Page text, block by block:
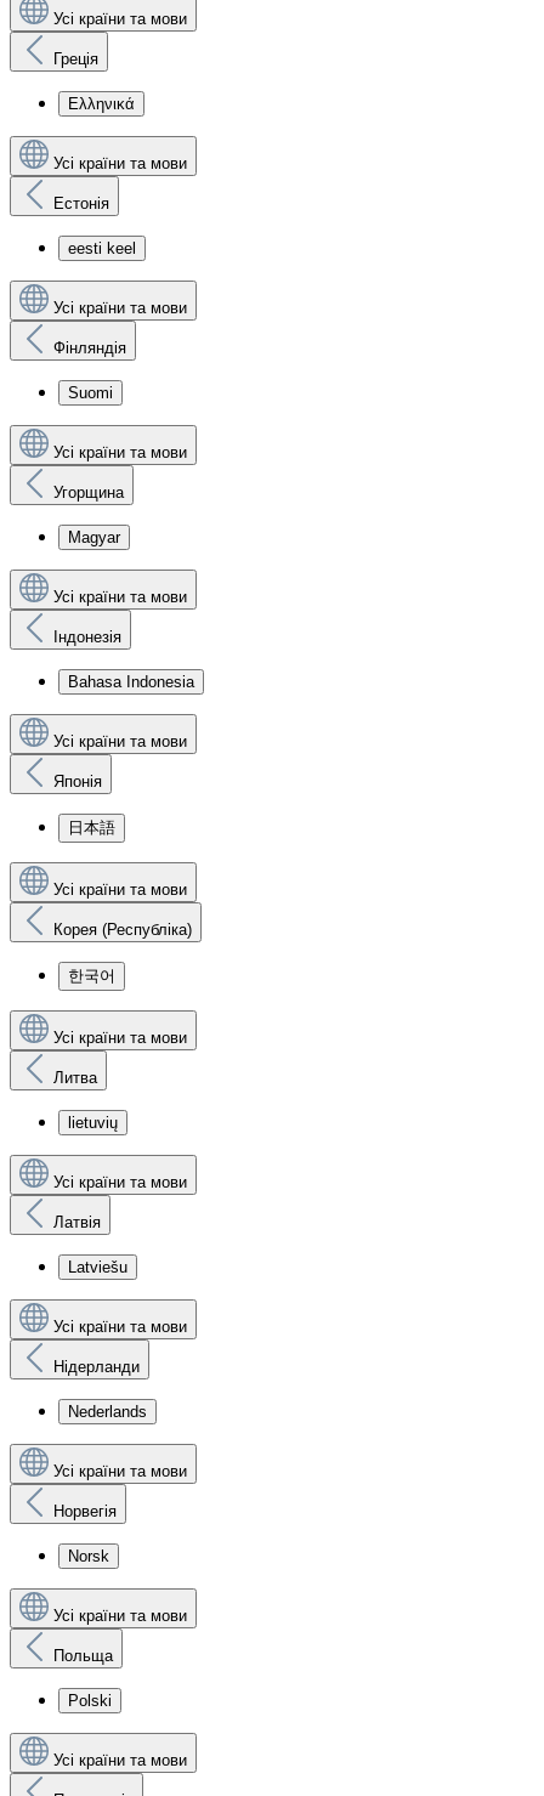
Усі країни та мови
Греція
Ελληνικά
Усі країни та мови
Естонія
eesti keel
Усі країни та мови
Фінляндія
Suomi
Усі країни та мови
Угорщина
Magyar
Усі країни та мови
Індонезія
Bahasa Indonesia
Усі країни та мови
Японія
日本語
Усі країни та мови
Корея (Республіка)
한국어
Усі країни та мови
Литва
lietuvių
Усі країни та мови
Латвія
Latviešu
Усі країни та мови
Нідерланди
Nederlands
Усі країни та мови
Норвегія
Norsk
Усі країни та мови
Польща
Polski
Усі країни та мови